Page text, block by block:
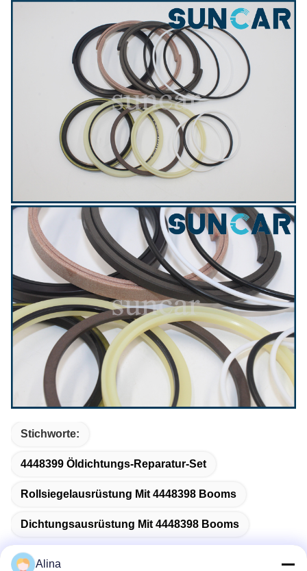
Stichworte:
4448399 Öldichtungs-Reparatur-Set
Rollsiegelausrüstung Mit 4448398 Booms
Dichtungsausrüstung Mit 4448398 Booms
Alina